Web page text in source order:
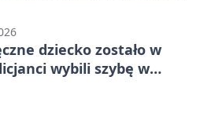
dziecko zostało w
wybili szybę w